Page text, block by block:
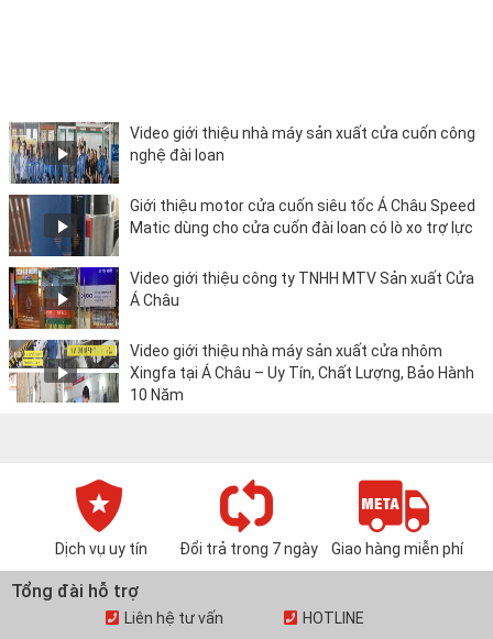
Video giới thiệu nhà máy sản xuất cửa cuốn công
nghệ đài loan
Giới thiệu motor cửa cuốn siêu tốc Á Châu Speed
Matic dùng cho cửa cuốn đài loan có lò xo trợ lực
Video giới thiệu công ty TNHH MTV Sản xuất Cửa
Á Châu
Video giới thiệu nhà máy sản xuất cửa nhôm
Xingfa tại Á Châu – Uy Tín, Chất Lượng, Bảo Hành
10 Năm
Dịch vụ uy tín Đổi trả trong 7 ngày Giao hàng miễn phí
Tổng đài hỗ trợ
Liên hệ tư vấn
HOTLINE